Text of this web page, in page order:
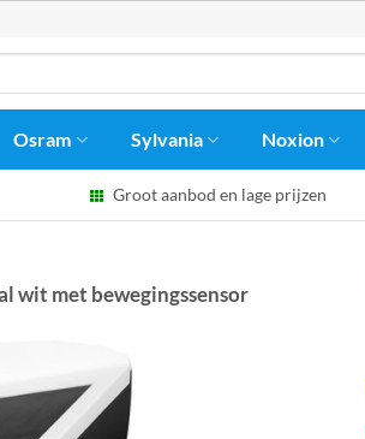
Osram Sylvania Noxion
Groot aanbod en lage prijzen
wit met bewegingssensor